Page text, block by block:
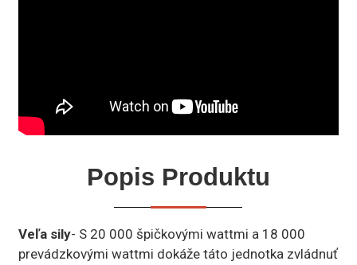
Popis Produktu
Veľa sily- S 20 000 špičkovými wattmi a 18 000
prevádzkovými wattmi dokáže táto jednotka zvládnuť